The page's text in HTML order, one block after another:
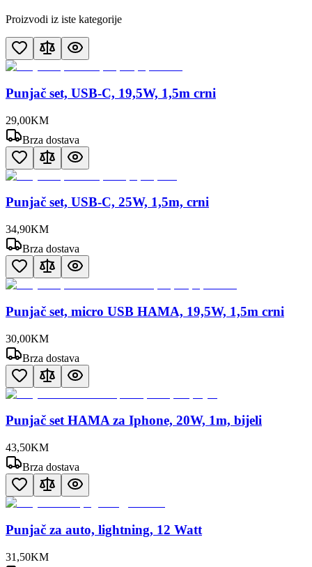
Proizvodi iz iste kategorije
Punjač set, USB-C, 19,5W, 1,5m crni
29,00KM
Brza dostava
Punjač set, USB-C, 25W, 1,5m, crni
34,90KM
Brza dostava
Punjač set, micro USB HAMA, 19,5W, 1,5m crni
30,00KM
Brza dostava
Punjač set HAMA za Iphone, 20W, 1m, bijeli
43,50KM
Brza dostava
Punjač za auto, lightning, 12 Watt
31 ,50KM